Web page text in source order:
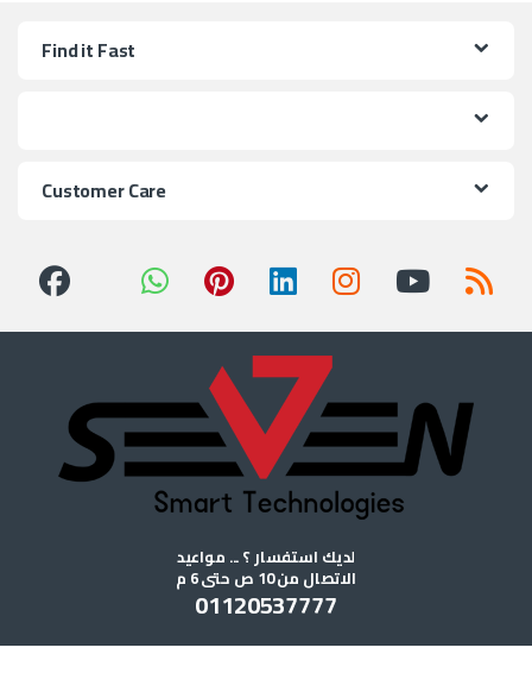
Find it Fast
Customer Care
لديك استفسار ؟ ... مواعيد
الاتصال من 10 ص حتى 6 م
01120537777